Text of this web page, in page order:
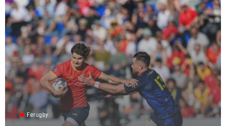
Ferugby